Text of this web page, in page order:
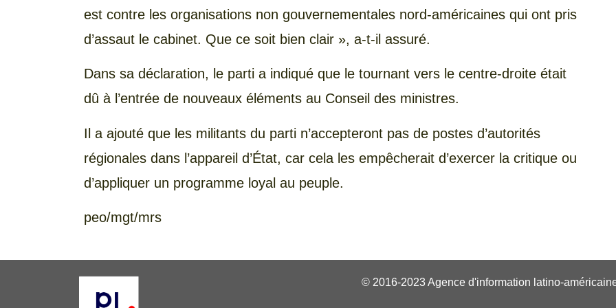
est contre les organisations non gouvernementales nord-américaines qui ont pris
d’assaut le cabinet. Que ce soit bien clair », a-t-il assuré.
Dans sa déclaration, le parti a indiqué que le tournant vers le centre-droite était
dû à l’entrée de nouveaux éléments au Conseil des ministres.
Il a ajouté que les militants du parti n’accepteront pas de postes d’autorités
régionales dans l’appareil d’État, car cela les empêcherait d’exercer la critique ou
d’appliquer un programme loyal au peuple.
peo/mgt/mrs
© 2016-2023 Agence d'information latino-